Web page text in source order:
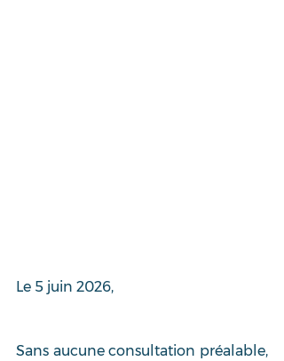
Le 5 juin 2026,
Sans aucune consultation préalable,